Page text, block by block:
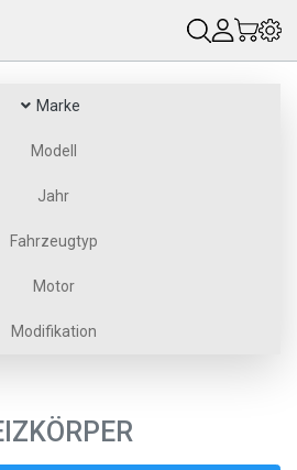
Marke
Modell
Jahr
Fahrzeugtyp
Motor
Modifikation